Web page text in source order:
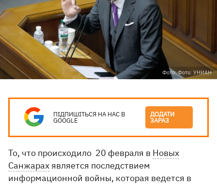
Фото: Фото: УНИАН
ПІДПИШІТЬСЯ НА НАС В
GOOGLE
ДОДАТИ
ЗАРАЗ
То, что происходило 20 февраля в Новых
Санжарахявляется последствием
информационной войны, которая ведется в